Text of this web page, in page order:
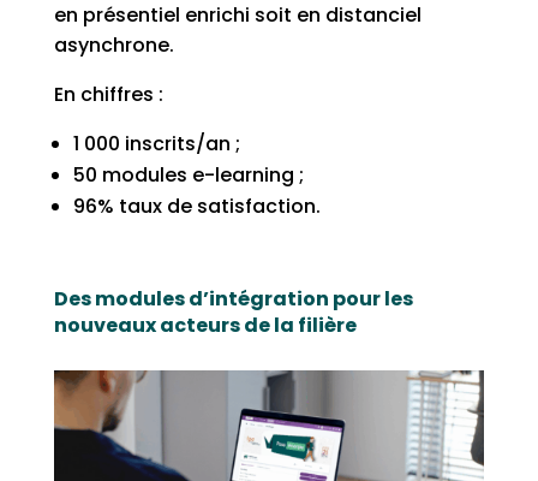
en présentiel enrichi soit en distanciel
asynchrone.
En chiffres :
1 000 inscrits/an ;
50 modules e-learning ;
96% taux de satisfaction.
Des modules d’intégration pour les
nouveaux acteurs de la filière